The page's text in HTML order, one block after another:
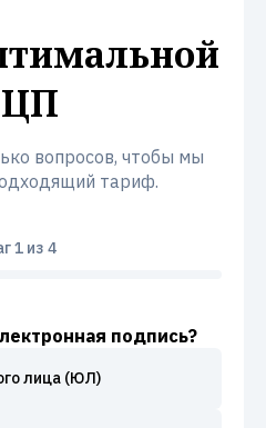
вопросов, чтобы мы
тариф.
1из 4
подпись?
лица (ЮЛ)